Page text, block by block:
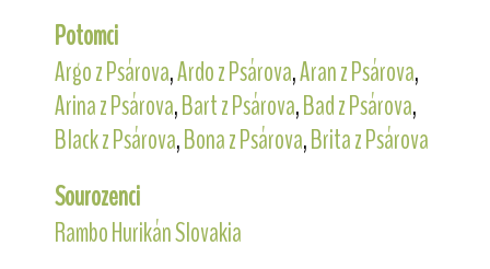
Potomci
Argo z Psárova,Ardo z Psárova,Aran z Psárova,
Arina z Psárova,Bart z Psárova,Bad z Psárova,
Black z Psárova,Bona z Psárova,Brita z Psárova
Sourozenci
Rambo Hurikán Slovakia